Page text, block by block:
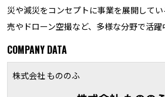
災や減災をコンセプトに事業を展開して
売やドローン空撮など、多様な分野で活躍
COMPANY DATA
株式会社 もののふ